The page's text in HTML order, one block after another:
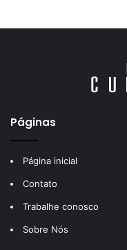
Páginas
Página inicial
Contato
Trabalhe conosco
Sobre Nós